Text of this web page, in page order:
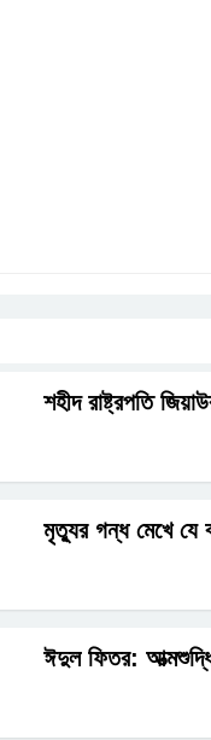
শহীদ রাষ্ট্রপতি
মৃত্যুর গন্ধ মেখে
ঈদুল ফিতর: